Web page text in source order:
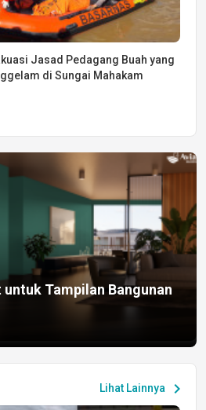
Jasad Pedagang Buah yang
di Sungai Mahakam
untuk Tampilan Bangunan
Lihat Lainnya chevron_right